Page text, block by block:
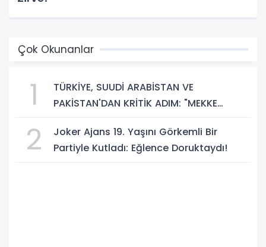
Çok Okunanlar
1
TÜRKİYE, SUUDİ ARABİSTAN VE
PAKİSTAN'DAN KRİTİK ADIM: "MEKKE
2
Joker Ajans 19. Yaşını Görkemli Bir
Partiyle Kutladı: Eğlence Doruktaydı!